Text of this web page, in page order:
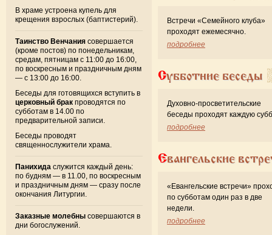
В храме устроена купель для
крещения взрослых (баптистерий).
Таинство Венчания совершается
(кроме постов) по понедельникам,
средам, пятницам с 11:00 до 16:00,
по воскресным и праздничным дням
— с 13:00 до 16:00.
Беседы для готовящихся вступить в
церковный брак проводятся по
субботам в 14.00 по
предварительной записи.
Беседы проводят
священнослужители храма.
Панихида служится каждый день:
по будням — в 11.00, по воскресным
и праздничным дням — сразу после
окончания Литургии.
Заказные молебны совершаются в
дни богослужений.
Встречи «Семейного клуба»
проходят ежемесячно.
подробнее
Субботние беседы
Духовно-просветительские
беседы проходят каждую
подробнее
Евангельские
«Евангельские встречи»
по субботам один раз в две
недели.
подробнее